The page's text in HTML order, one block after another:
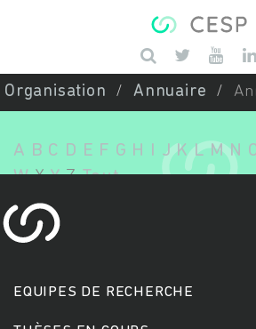
Organisation Annuaire
A B C D E F G H J K L M N
W X Y Z Tout
EQUIPES DE RECHERCHE